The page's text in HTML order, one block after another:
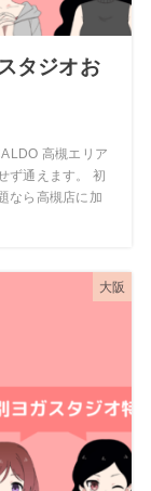
タジオお
高槻エリア
ず通えます。 初
なら高槻店に加
大阪